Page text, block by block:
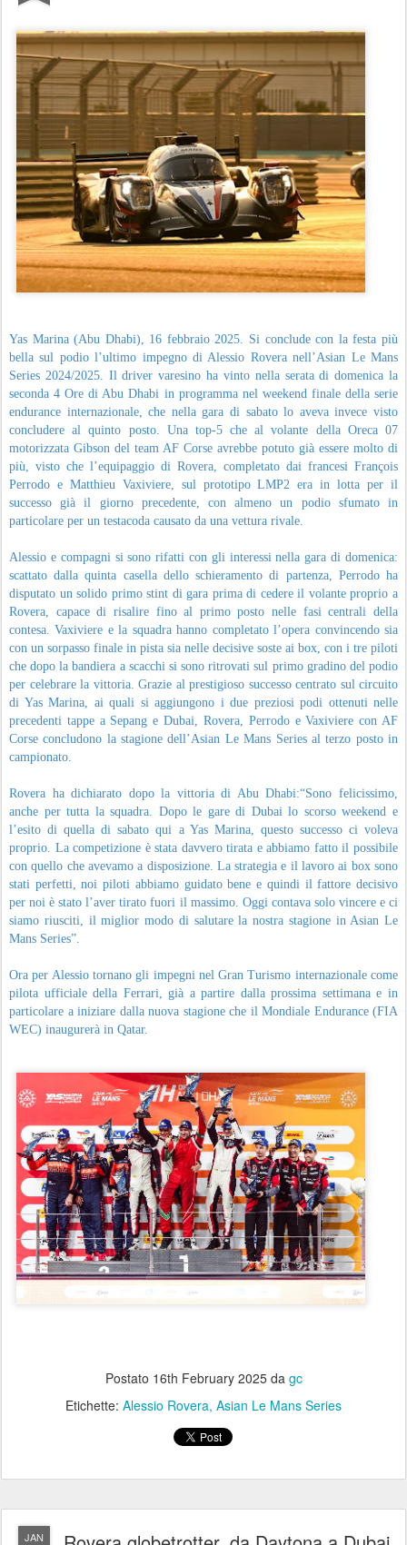
Yas Marina (Abu Dhabi), 16 febbraio 2025. Si conclude con la festa più
bella sul podio l’ultimo impegno di Alessio Rovera nell’Asian Le Mans
Series 2024/2025. Il driver varesino ha vinto nella serata di domenica la
seconda 4 Ore di Abu Dhabi in programma nel weekend finale della serie
endurance internazionale, che nella gara di sabato lo aveva invece visto
concludere al quinto posto. Una top-5 che al volante della Oreca 07
motorizzata Gibson del team AF Corse avrebbe potuto già essere molto di
più, visto che l’equipaggio di Rovera, completato dai francesi François
Perrodo e Matthieu Vaxiviere, sul prototipo LMP2 era in lotta per il
successo già il giorno precedente, con almeno un podio sfumato in
particolare per un testacoda causato da una vettura rivale.
Alessio e compagni si sono rifatti con gli interessi nella gara di domenica:
scattato dalla quinta casella dello schieramento di partenza, Perrodo ha
disputato un solido primo stint di gara prima di cedere il volante proprio a
Rovera, capace di risalire fino al primo posto nelle fasi centrali della
contesa. Vaxiviere e la squadra hanno completato l’opera convincendo sia
con un sorpasso finale in pista sia nelle decisive soste ai box, con i tre piloti
che dopo la bandiera a scacchi si sono ritrovati sul primo gradino del podio
per celebrare la vittoria. Grazie al prestigioso successo centrato sul circuito
di Yas Marina, ai quali si aggiungono i due preziosi podi ottenuti nelle
precedenti tappe a Sepang e Dubai, Rovera, Perrodo e Vaxiviere con AF
Corse concludono la stagione dell’Asian Le Mans Series al terzo posto in
campionato.
Rovera ha dichiarato dopo la vittoria di Abu Dhabi:“Sono felicissimo,
anche per tutta la squadra. Dopo le gare di Dubai lo scorso weekend e
l’esito di quella di sabato qui a Yas Marina, questo successo ci voleva
proprio. La competizione è stata davvero tirata e abbiamo fatto il possibile
con quello che avevamo a disposizione. La strategia e il lavoro ai box sono
stati perfetti, noi piloti abbiamo guidato bene e quindi il fattore decisivo
per noi è stato l’aver tirato fuori il massimo. Oggi contava solo vincere e ci
siamo riusciti, il miglior modo di salutare la nostra stagione in Asian Le
Mans Series”.
Ora per Alessio tornano gli impegni nel Gran Turismo internazionale come
pilota ufficiale della Ferrari, già a partire dalla prossima settimana e in
particolare a iniziare dalla nuova stagione che il Mondiale Endurance (FIA
WEC) inaugurerà in Qatar.
Postato 16th February 2025da gc
Etichette: Alessio Rovera Asian Le Mans Series
JAN